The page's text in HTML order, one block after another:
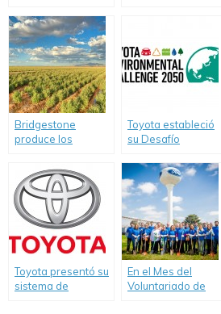
de pila de
combustible
Bridgestone
produce los
neumáticos de
caucho natural
Toyota estableció
su Desafío
Toyota presentó su
sistema de
En el Mes del
Voluntariado de